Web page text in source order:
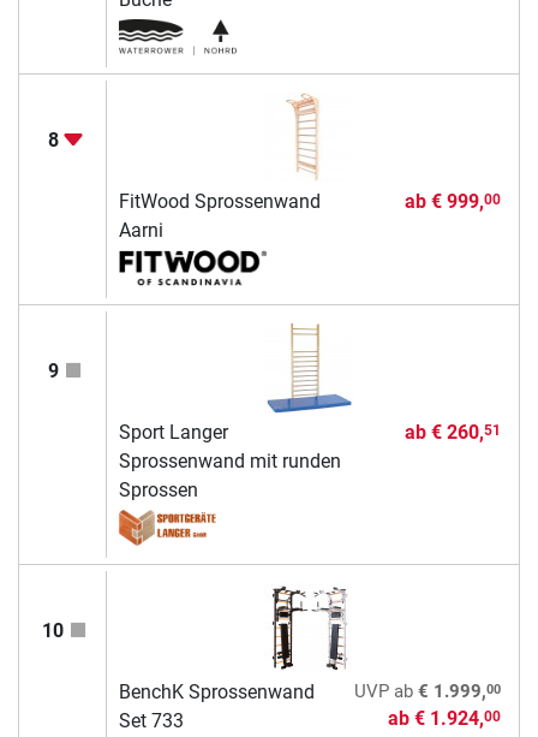
8
FitWood Sprossenwand
Aarni
ab € 999,00
9
Sport Langer
Sprossenwand mit runden
Sprossen
ab € 260,51
10
BenchK Sprossenwand
Set 733
UVPab € 1.999,00
ab € 1.924,00